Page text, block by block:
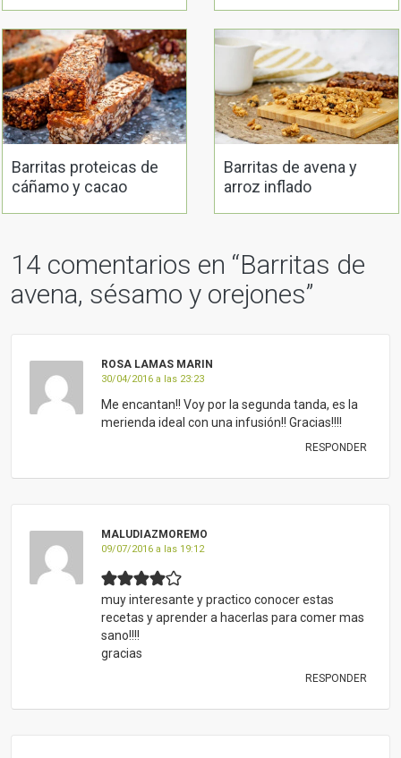
Barritas proteicas de
cáñamo y cacao
Barritas de avena y
arroz inflado
14 comentarios en “Barritas de
avena, sésamo y orejones”
ROSA LAMAS MARIN
30/04/2016 a las 23:23
Me encantan!! Voy por la segunda tanda, es la
merienda ideal con una infusión!! Gracias!!!!
RESPONDER
MALUDIAZMOREMO
09/07/2016 a las 19:12
muy interesante y practico conocer estas
recetas y aprender a hacerlas para comer mas
sano!!!!
gracias
RESPONDER